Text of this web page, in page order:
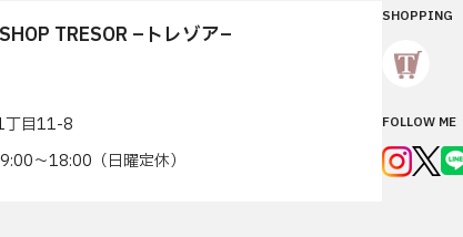
TRESOR –トレゾア–
丁目11-8
〜18:00（日曜定休）
SHOPPING
FOLLOW ME